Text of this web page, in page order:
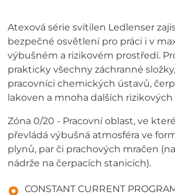
Atexová série svítilen Ledlenser
bezpečné osvětlení pro práci i v
výbušném a rizikovém prostředí.
prakticky všechny záchranné
pracovníci chemických ústavů,
lakoven a mnoha dalších
Zóna 0/20 - Pracovní oblast, ve
převládá výbušná atmosféra ve
plynů, par či prachových mračen
nádrže na čerpacích stanicích).
CONSTANT CURRENT